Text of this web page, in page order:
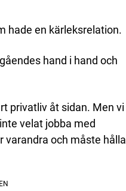
hade en kärleksrelation.
hand i hand och
privatliv åt sidan. Men vi
velat jobba med
varandra och måste hålla